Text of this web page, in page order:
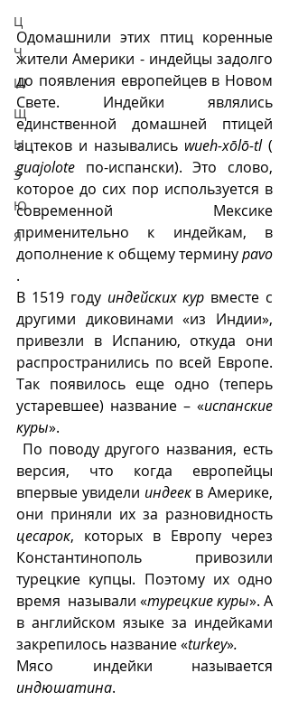
Ц
Ч
Ш
Щ
Ы
Э
Ю
Я
Одомашнили этих птиц коренные
жители Америки - индейцы задолго
до появления европейцев в Новом
Свете. Индейки являлись
единственной домашней птицей
ацтеков и назывались wueh-xōlō-tl
guajolote по-испански). Это слово,
которое до сих пор используется в
современной Мексике
применительно к индейкам, в
дополнение к общему термину pavo
.
В 1519 году индейских кур вместе с
другими диковинами «из Индии»,
привезли в Испанию, откуда они
распространились по всей Европе.
Так появилось еще одно (теперь
устаревшее) название – «испанские
куры».
версия, что когда европейцы
впервые увидели индеек в Америке,
цесарок, которых в Европу через
Константинополь привозили
турецкие купцы. Поэтому их одно
время  называли «турецкие куры». А
в английском языке за индейками
закрепилось название «turkey».
индюшатина.